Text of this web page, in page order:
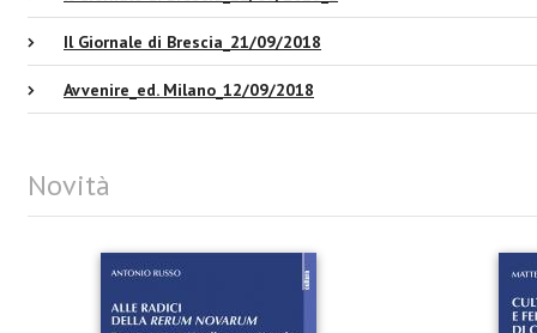
Il Giornale di Brescia_21/09/2018
Avvenire_ed. Milano_12/09/2018
Novità